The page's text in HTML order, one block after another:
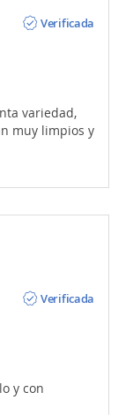
Verificada
variedad,
muy limpios y
Verificada
y con